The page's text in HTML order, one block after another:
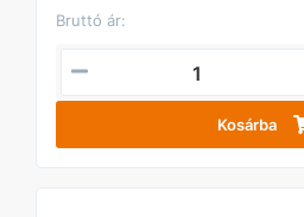
Bruttó ár:
Kosárba